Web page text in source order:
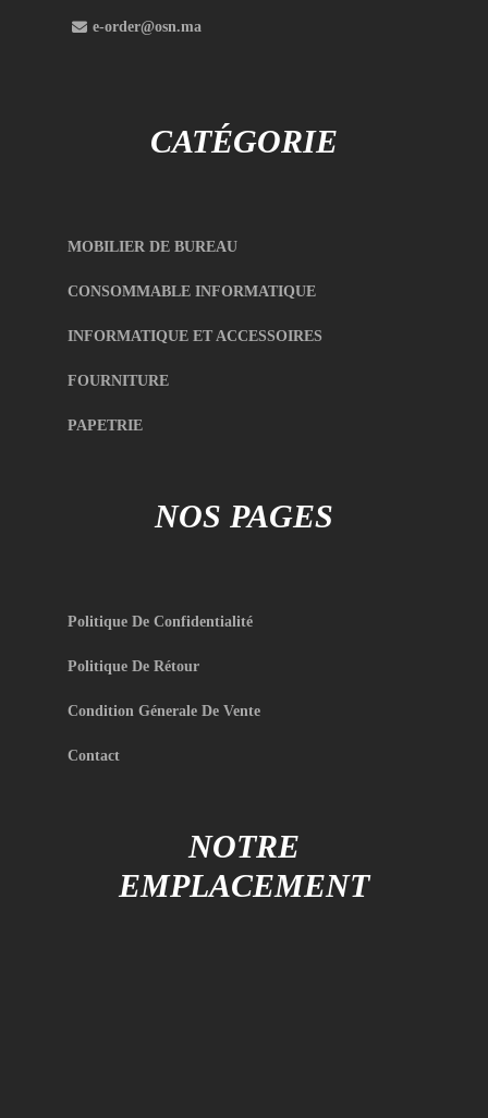
e-order@osn.ma
CATÉGORIE
MOBILIER DE BUREAU
CONSOMMABLE INFORMATIQUE
INFORMATIQUE ET ACCESSOIRES
FOURNITURE
PAPETRIE
NOS PAGES
Politique De Confidentialité
Politique De Rétour
Condition Génerale De Vente
Contact
NOTRE
EMPLACEMENT